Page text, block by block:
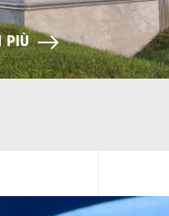
PIÙ